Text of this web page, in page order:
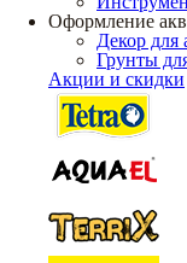
Оформление
Декор для
Грунты
Акции и скидки